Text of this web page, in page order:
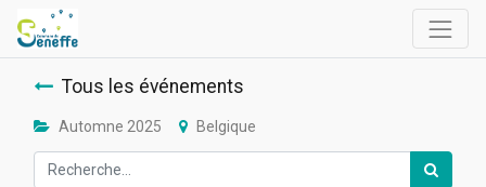
Tous les événements
Automne 2025 Belgique